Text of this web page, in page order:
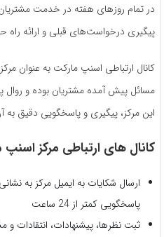
در تمام روزهای هفته در خدمت مشتریان
پیگیری درخواست‌های قبلی و ارائه
کانال ارتباطی اسنپ مارکت به عنوان
مسائل پیش آمده مشتریان بوده و
این مرکز، پیگیری و پاسخگویی دقیق
کانال های ارتباطی مرکز
پاسخگویی کمتر از 24 ساعت
ثبت نظرها، پیشنهادات،